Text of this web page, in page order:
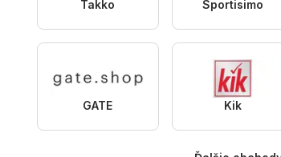
Takko Sportisimo
GATE Kik